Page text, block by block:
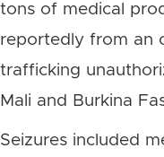
tons of medical
reportedly from an
trafficking
Mali and Burkina
Seizures included